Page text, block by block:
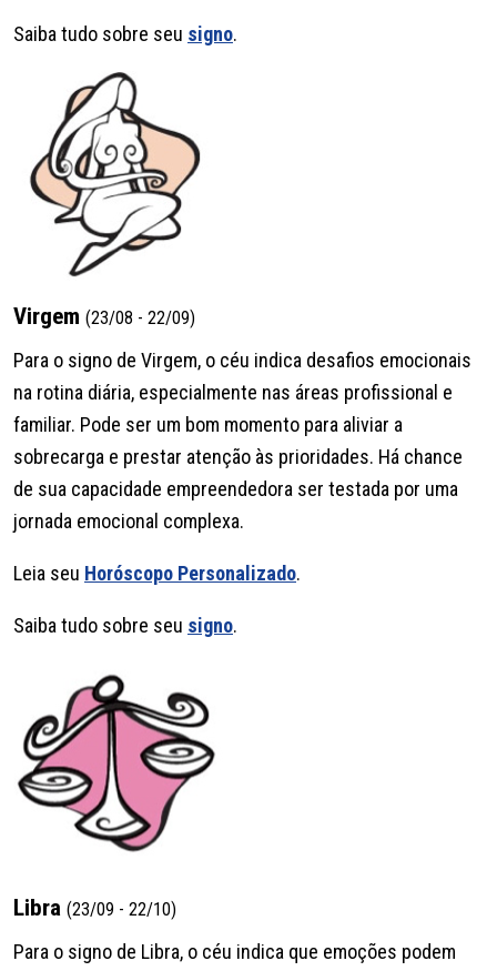
Saiba tudo sobre seu signo.
Virgem (23/08 - 22/09)
Para o signo de Virgem, o céu indica desafios emocionais
na rotina diária, especialmente nas áreas profissional e
familiar. Pode ser um bom momento para aliviar a
sobrecarga e prestar atenção às prioridades. Há chance
de sua capacidade empreendedora ser testada por uma
jornada emocional complexa.
Leia seu Horóscopo Personalizado.
Saiba tudo sobre seu signo.
Libra (23/09 - 22/10)
Para o signo de Libra, o céu indica que emoções podem